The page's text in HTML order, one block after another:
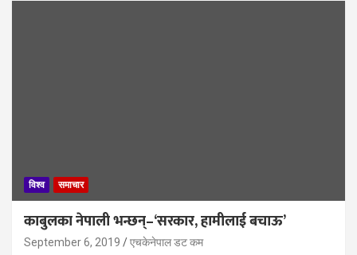
विश्व समाचार
काबुलका नेपाली भन्छन्–‘सरकार, हामीलाई बचाऊ’
September 6, 2019 एचकेनेपाल डट कम